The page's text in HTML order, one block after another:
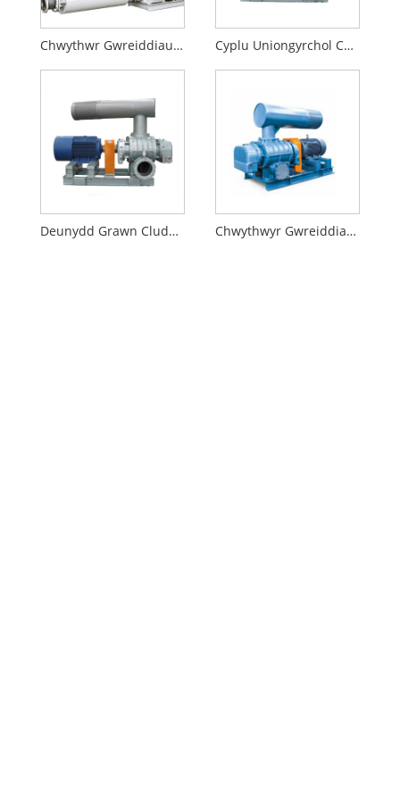
Chwythwr Gwreiddiau Cyplu Uniongyrchol Effeithlonrwydd Uchel Cyplu Uniongyrchol Chwythwyr Rotari Awyr
Deunydd Grawn Cludo Awyru Digonol Sŵn Isel Cyplu Gwreiddiau Uniongyrchol Chwythwr Chwythwyr Gwreiddiau Cyplu Uniongyrchol Hir-barhaol